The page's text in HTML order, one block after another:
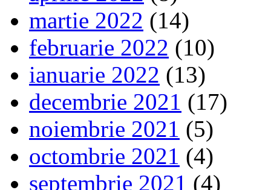
martie 2022 (14)
februarie 2022 (10)
ianuarie 2022 (13)
decembrie 2021 (17)
noiembrie 2021 (5)
octombrie 2021 (4)
septembrie 2021 (4)